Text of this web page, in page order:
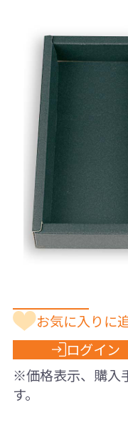
お気に入りに
ログイン
※価格表示、購入
す。